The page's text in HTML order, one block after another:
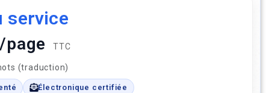
service
page TTC
(traduction)
Électronique certifiée